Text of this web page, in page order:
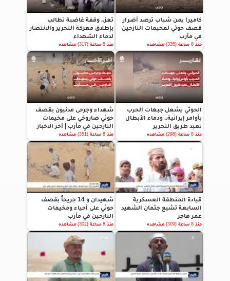
كاميرا يمن شباب ترصد أضرار
قصف حوثي لمخيمات النازحين
في مأرب
منذ 8 ساعة (335) مشاهده
تعز.. وقفة غاضبة تطالب
بإطلاق معركة التحرير والانتصار
لدماء الشهداء
منذ 8 ساعة (317) مشاهده
الحوثي يشعل جبهات الحرب
بأوامر إيرانية.. ودماء الأبطال
تعبد طريق التحرير
منذ 8 ساعة (298) مشاهده
شهداء وجرحى مدنيون بقصف
حوثي صاروخي على مخيمات
النازحين في مأرب | آخر الاخبار
منذ 8 ساعة (351) مشاهده
قيادة المنطقة العسكرية
السابعة تشيع جثمان الشهيد
عمر هاجر
منذ 8 ساعة (309) مشاهده
شهيدان و 14 جريحاً بقصف
حوثي على أحياء ومخيمات
النازحين في مأرب
منذ 8 ساعة (302) مشاهده